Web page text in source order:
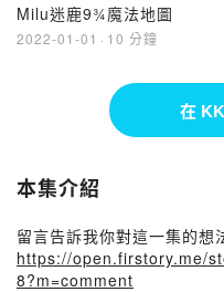
Milu迷鹿9¾魔法地圖
2022-01-01 · 10 分鐘
在
本集介紹
留言告訴我你對這一集的想
https://open.firstory.me/
8?m=comment